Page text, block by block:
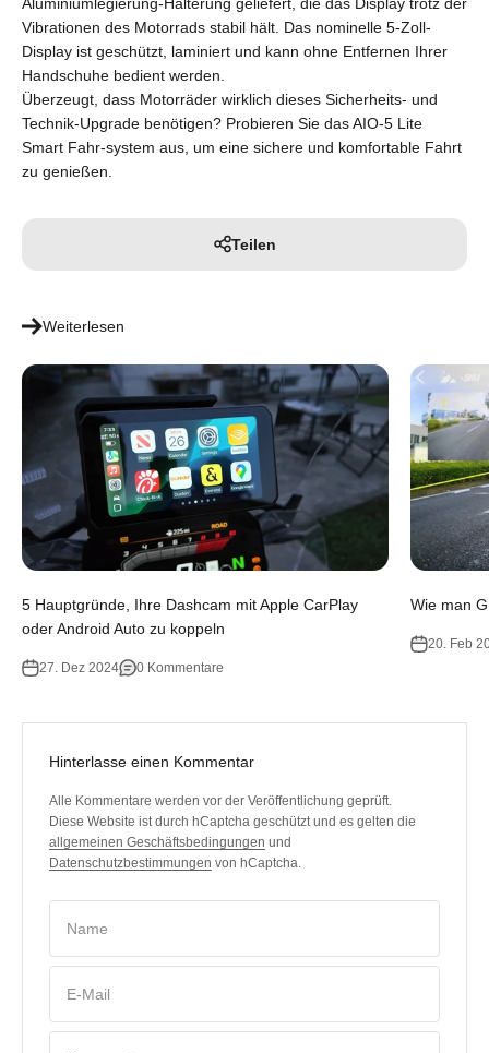
Vibrationen des Motorrads stabil hält. Das nominelle 5-Zoll-
Display ist geschützt, laminiert und kann ohne Entfernen Ihrer
Handschuhe bedient werden.
Überzeugt, dass Motorräder wirklich dieses Sicherheits- und
Technik-Upgrade benötigen? Probieren Sie das AIO-5 Lite
Smart Fahr-system aus, um eine sichere und komfortable Fahrt
zu genießen.
Teilen
Weiterlesen
5 Hauptgründe, Ihre Dashcam mit Apple CarPlay
oder Android Auto zu koppeln
27. Dez 2024 0 Kommentare
Wie man
20. Feb
Hinterlasse einen Kommentar
Alle Kommentare werden vor der Veröffentlichung geprüft.
Diese Website ist durch hCaptcha geschützt und es gelten die
allgemeinen Geschäftsbedingungen und
Datenschutzbestimmungen von hCaptcha.
Name
E-Mail